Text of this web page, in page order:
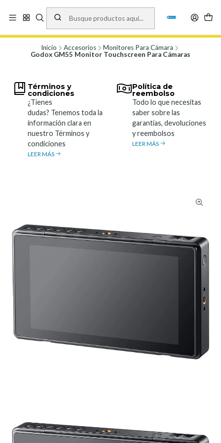
Vísita nuestro local en Los Agustinos 5478, Ñuñoa. Lunes a Viernes 9.30 a
19.00, Sábados 10:00 a 19:00 y Domingos de 10:00 a 17:00
Inicio Accesorios
Monitores Para Cámara
Godox GM55 Monitor Touchscreen Para Cámaras
Términos y
condiciones
¿Tienes
dudas? Tenemos toda la
información clara en
nuestro Términos y
condiciones
LEER MÁS
Política de
reembolso
Todo lo que necesitas
saber sobre las
garantías, devoluciones
y reembolsos
LEER MÁS